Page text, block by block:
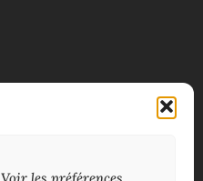
Voir les préférences